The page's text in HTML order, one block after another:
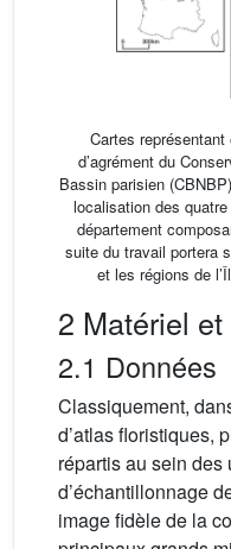
Cartes
d’agrément du
Bassin parisien
localisation des
département
suite du travail portera
et les régions de
2 Matériel
2.1 Données
Classiquement,
d’atlas floristiques,
répartis au sein
d’échantillonnage
image fidèle de la